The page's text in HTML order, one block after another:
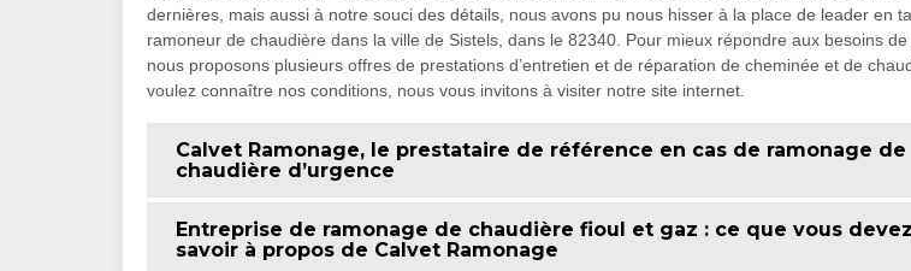
dernières, mais aussi à notre souci des détails, nous avons pu nous hisser à la place de leader en
ramoneur de chaudière dans la ville de Sistels, dans le 82340. Pour mieux répondre aux besoins de
nous proposons plusieurs offres de prestations d’entretien et de réparation de cheminée et de
voulez connaître nos conditions, nous vous invitons à visiter notre site internet.
Calvet Ramonage, le prestataire de référence en cas de ramonage de
chaudière d’urgence
Entreprise de ramonage de chaudière fioul et gaz : ce que vous devez
savoir à propos de Calvet Ramonage